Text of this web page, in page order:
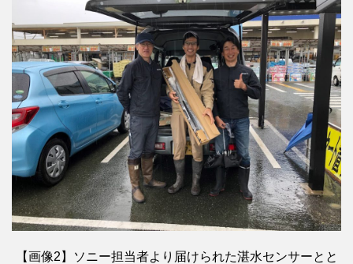
【画像2】ソニー担当者より届けられた湛水センサーとと